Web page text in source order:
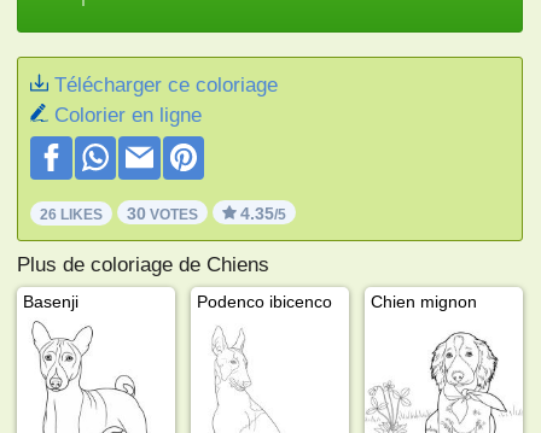
Télécharger ce coloriage
Colorier en ligne
26 LIKES 30 VOTES 4.35/5
Plus de coloriage de Chiens
Basenji Podenco ibicenco Chien mignon